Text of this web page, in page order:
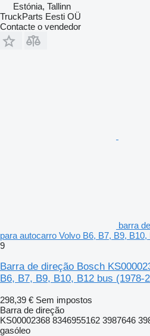
Estónia, Tallinn
TruckParts Eesti OÜ
Contacte o vendedor
barra
para autocarro Volvo B6, B7, B9,
9
Barra de direção Bosch
B6, B7, B9, B10, B12 bus (1978-
298,39 € Sem impostos
Barra de direção
KS00002368 8346955162 3987646
gasóleo